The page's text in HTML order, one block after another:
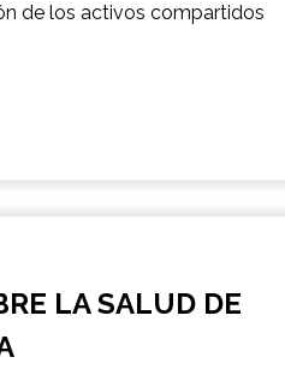
de los activos compartidos
LA SALUD DE